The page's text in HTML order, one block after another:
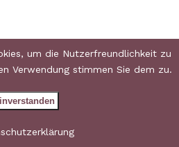
um die Nutzerfreundlichkeit zu
Verwendung stimmen Sie dem zu.